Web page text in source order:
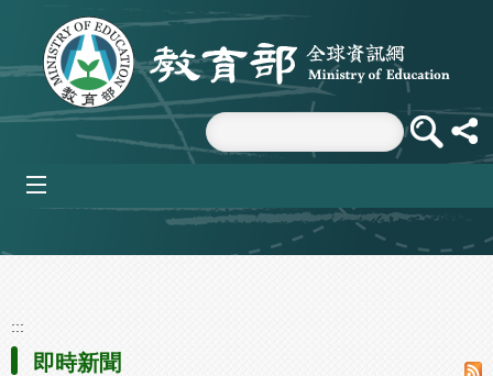
跳到主要內容區塊
:::
即時新聞